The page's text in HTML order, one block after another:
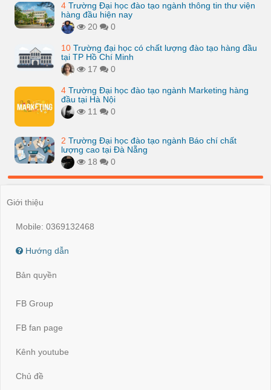
4 Trường Đại học đào tạo ngành thông tin thư viện
hàng đầu hiện nay
20
0
10 Trường đại học có chất lượng đào tạo hàng đầu
tại TP Hồ Chí Minh
17
0
4 Trường Đại học đào tạo ngành Marketing hàng
đầu tại Hà Nội
11
0
2 Trường Đại học đào tạo ngành Báo chí chất
lượng cao tại Đà Nẵng
18
0
Giới thiệu
Mobile: 0369132468
Hướng dẫn
Bản quyền
FB Group
FB fan page
Kênh youtube
Chủ đề